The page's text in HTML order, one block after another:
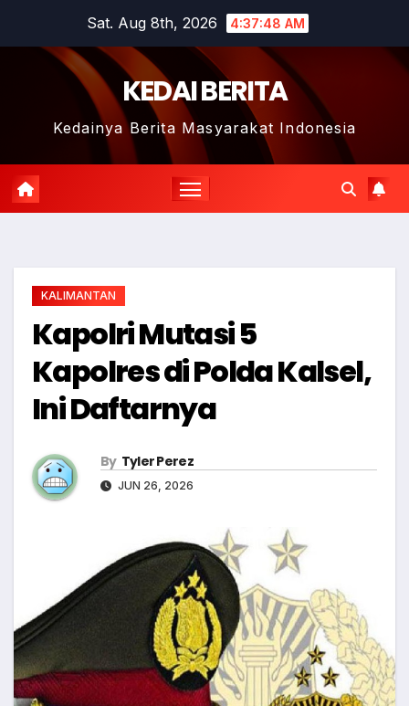
Sat. Aug 8th, 2026 4:37:49 AM
KEDAI BERITA
Kedainya Berita Masyarakat Indonesia
KALIMANTAN
Kapolri Mutasi 5
Kapolres di Polda Kalsel,
Ini Daftarnya
By Tyler Perez
JUN 26, 2026